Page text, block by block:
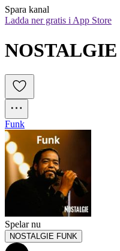
Spara kanal
Ladda ner gratis i App Store
Funk
Spelar nu
NOSTALGIE FUNK